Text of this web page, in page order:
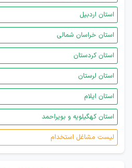
استان اردبیل
استان خراسان شمالی
استان کردستان
استان لرستان
استان ایلام
استان کهگیلویه و بویراحمد
لیست مشاغل استخدام